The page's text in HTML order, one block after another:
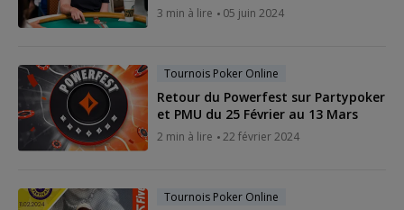
3 min à lire 05 juin 2024
Tournois Poker Online
Retour du Powerfest sur Partypoker
et PMU du 25 Février au 13 Mars
2 min à lire 22 février 2024
Tournois Poker Online